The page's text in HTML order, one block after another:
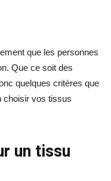
que les personnes
Que ce soit des
quelques critères que
choisir vos tissus
un tissu